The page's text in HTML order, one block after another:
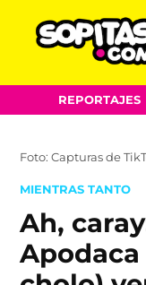
Skip
to
REPORTAJES
Foto: Capturas de
POSTED
MIENTRAS TANTO
Ah,